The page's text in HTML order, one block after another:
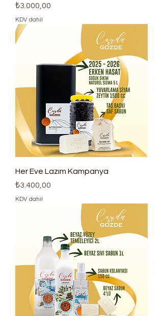
Fiyat
₺3.000,00
KDV dahil
Her Eve Lazım Kampanya
Fiyat
₺3.400,00
KDV dahil